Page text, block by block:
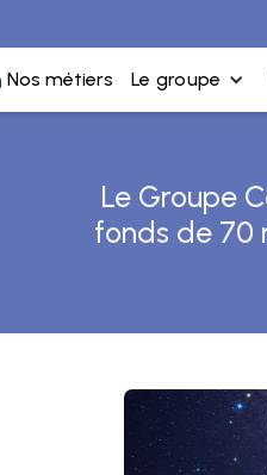
Nos métiers Le groupe
Le Groupe
fonds de 70